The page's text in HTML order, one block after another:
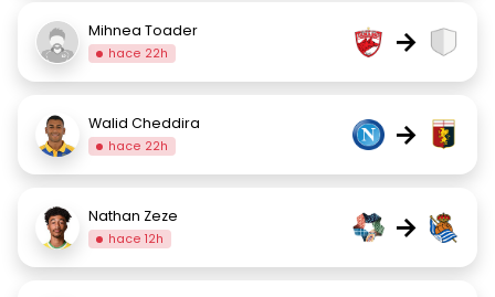
Mihnea Toader
hace 22h →
Walid Cheddira
hace 22h →
Nathan Zeze
hace 12h →